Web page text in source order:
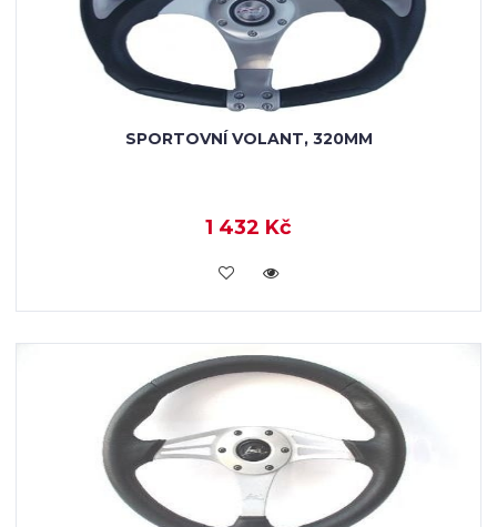
SPORTOVNÍ VOLANT, 320MM
1 432 Kč
KOUPIT